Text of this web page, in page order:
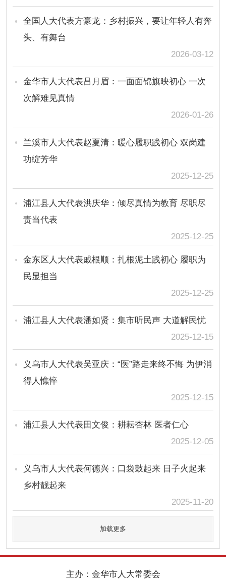
全国人大代表方豪龙：乡村振兴，要让年轻人有奔
头、有舞台
2026-03-12
金华市人大代表吕月眉：一面面锦旗映初心 一次
次解难见真情
2026-01-26
兰溪市人大代表赵夏清：暖心履职践初心 双岗建
功绽芳华
2025-12-25
浦江县人大代表洪庆华：倾尽真情为教育 尽职尽
责当代表
2025-12-25
金东区人大代表戚根顺：扎根泥土践初心 履职为
民显担当
2025-12-25
浦江县人大代表潘如贤：集市听民声 大道解民忧
2025-12-15
义乌市人大代表吴亚庆：“医”路走来终不悔 为伊消
得人憔悴
2025-12-15
浦江县人大代表田文俊：耕耘杏林 医者仁心
2025-12-05
义乌市人大代表何德兴：口袋鼓起来 日子火起来
乡村靓起来
2025-11-20
加载更多
主办：金华市人大常委会